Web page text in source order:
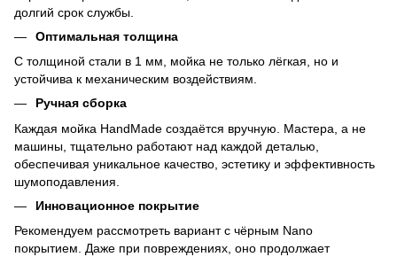
долгий срок службы.
Оптимальная толщина
С толщиной стали в 1 мм, мойка не только лёгкая, но и
устойчива к механическим воздействиям.
Ручная сборка
Каждая мойка HandMade создаётся вручную. Мастера, а не
машины, тщательно работают над каждой деталью,
обеспечивая уникальное качество, эстетику и эффективность
шумоподавления.
Инновационное покрытие
Рекомендуем рассмотреть вариант с чёрным Nano
покрытием. Даже при повреждениях, оно продолжает